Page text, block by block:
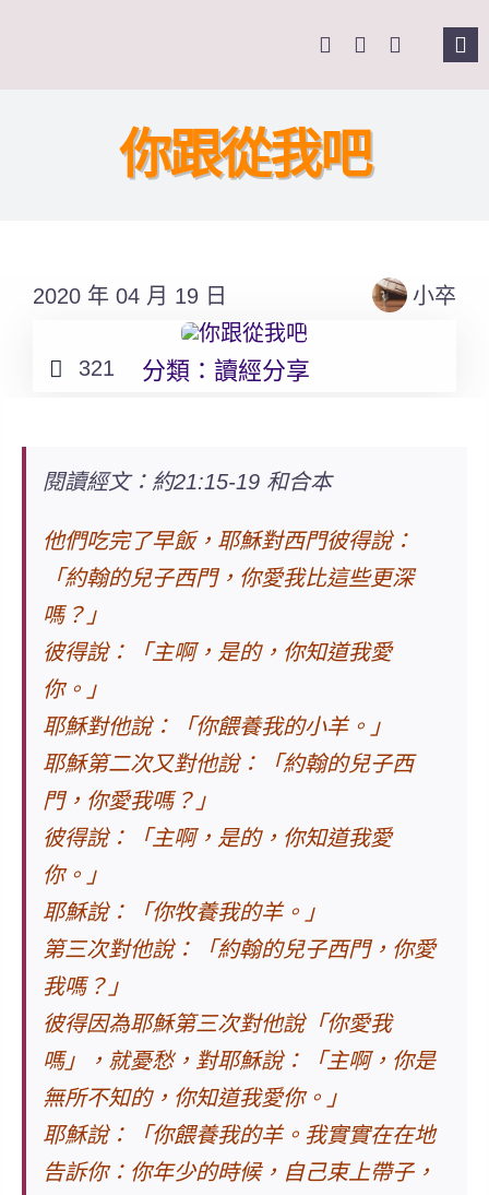
Search
你跟從我吧
2020 年 04 月 19 日 小卒
321 分類：讀經分享
閱讀經文：約21:15-19 和合本
他們吃完了早飯，耶穌對西門彼得說：
「約翰的兒子西門，你愛我比這些更深
嗎？」
彼得說：「主啊，是的，你知道我愛
你。」
耶穌對他說：「你餵養我的小羊。」
耶穌第二次又對他說：「約翰的兒子西
門，你愛我嗎？」
彼得說：「主啊，是的，你知道我愛
你。」
耶穌說：「你牧養我的羊。」
第三次對他說：「約翰的兒子西門，你愛
我嗎？」
彼得因為耶穌第三次對他說「你愛我
嗎」，就憂愁，對耶穌說：「主啊，你是
無所不知的，你知道我愛你。」
耶穌說：「你餵養我的羊。我實實在在地
告訴你：你年少的時候，自己束上帶子，